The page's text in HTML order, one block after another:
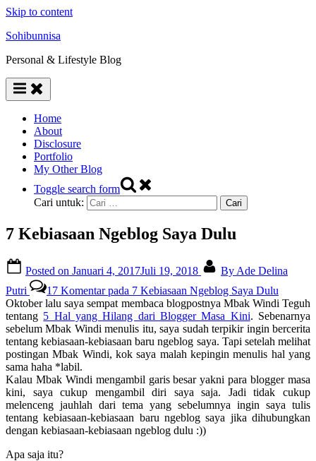
Skip to content
Sohibunnisa
Personal & Lifestyle Blog
Home
About
Disclosure
Portfolio
My Other Blog
Toggle search form
Cari untuk:
7 Kebiasaan Ngeblog Saya Dulu
Posted on Januari 4, 2017Juli 19, 2018 By Ade Delina
Putri
17 Komentarpada 7 Kebiasaan Ngeblog Saya Dulu
Oktober lalu saya sempat membaca blogpostnya Mbak Windi Teguh
tentang 5 Hal yang Hilang dari Blogger Masa Kini. Sebenarnya
sebelum Mbak Windi menulis itu, saya sudah terpikir ingin bercerita
tentang kebiasaan-kebiasaan baru ngeblog saya. Tapi setelah melihat
postingan Mbak Windi, kok saya malah kepingin menulis hal yang
sama haha *labil.
Kalau Mbak Windi mengambil garis besar yakni para blogger masa
kini, saya cukup mengambil diri saya saja. Jadi tidak cukup
melenceng jauhlah dari tema yang sebelumnya ingin saya tulis
tentang kebiasaan-kebiasaan baru ngeblog saya jika dihubungkan
dengan kebiasaan-kebiasaan ngeblog dulu :))
Apa saja itu?